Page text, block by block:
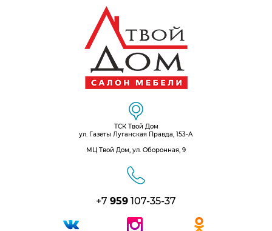
ТСК Твой Дом
ул. Газеты Луганская Правда, 153-А
МЦ Твой Дом, ул. Оборонная, 9
+7 959 107-35-37